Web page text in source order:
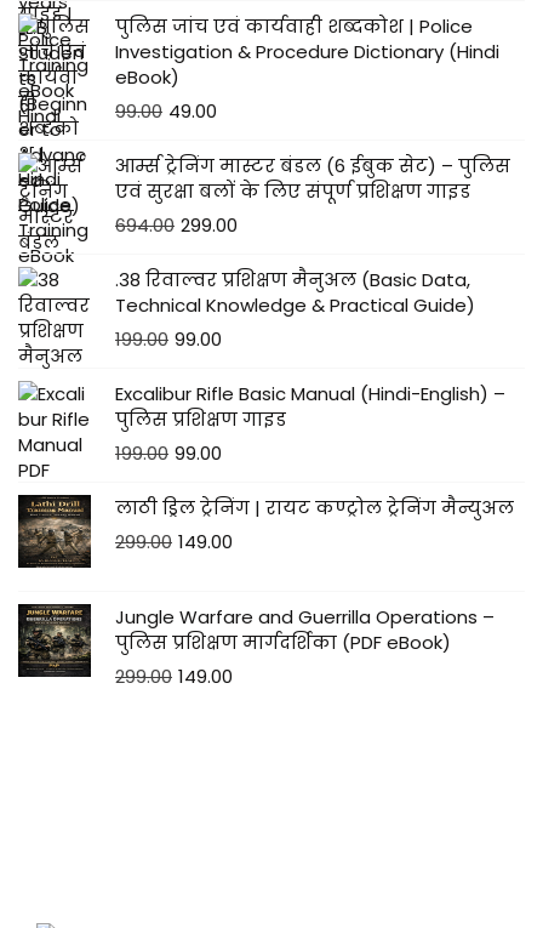
पुलिस जांच एवं कार्यवाही शब्दकोश | Police
Investigation & Procedure Dictionary (Hindi
eBook)
99.00 49.00
आर्म्स ट्रेनिंग मास्टर बंडल (6 ईबुक सेट) – पुलिस
एवं सुरक्षा बलों के लिए संपूर्ण प्रशिक्षण गाइड
694.00 299.00
.38 रिवाल्वर प्रशिक्षण मैनुअल (Basic Data,
Technical Knowledge & Practical Guide)
199.00 99.00
Excalibur Rifle Basic Manual (Hindi-English) –
पुलिस प्रशिक्षण गाइड
199.00 99.00
लाठी ड्रिल ट्रेनिंग | रायट कण्ट्रोल ट्रेनिंग मैन्युअल
299.00 149.00
Jungle Warfare and Guerrilla Operations –
पुलिस प्रशिक्षण मार्गदर्शिका (PDF eBook)
299.00 149.00